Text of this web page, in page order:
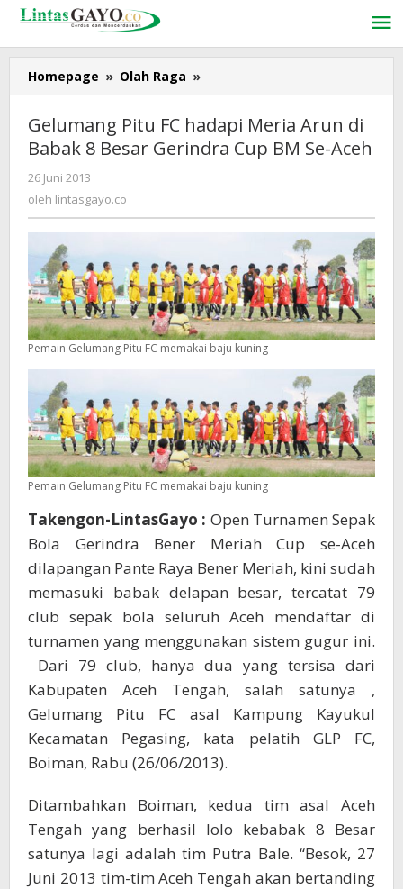
Lewati
konten
Homepage » Olah Raga »
Pitu
FC
hadapi
Meria
Gerindra
Cup
BM
Se-
Aceh
Gelumang Pitu FC hadapi Meria Arun di
Babak 8 Besar Gerindra Cup BM Se-Aceh
26 Juni 2013
lintasgayo.co
oleh lintasgayo.co
Pemain Gelumang Pitu FC memakai baju kuning
Pemain Gelumang Pitu FC memakai baju kuning
Takengon-LintasGayo : Open Turnamen Sepak
Bola Gerindra Bener Meriah Cup se-Aceh
dilapangan Pante Raya Bener Meriah, kini sudah
memasuki babak delapan besar, tercatat 79
club sepak bola seluruh Aceh mendaftar di
turnamen yang menggunakan sistem gugur ini.
Dari 79 club, hanya dua yang tersisa dari
Kabupaten Aceh Tengah, salah satunya ,
Gelumang Pitu FC asal Kampung Kayukul
Kecamatan Pegasing, kata pelatih GLP FC,
Boiman, Rabu (26/06/2013).
Ditambahkan Boiman, kedua tim asal Aceh
Tengah yang berhasil lolo kebabak 8 Besar
satunya lagi adalah tim Putra Bale. “Besok, 27
Juni 2013 tim-tim Aceh Tengah akan bertanding